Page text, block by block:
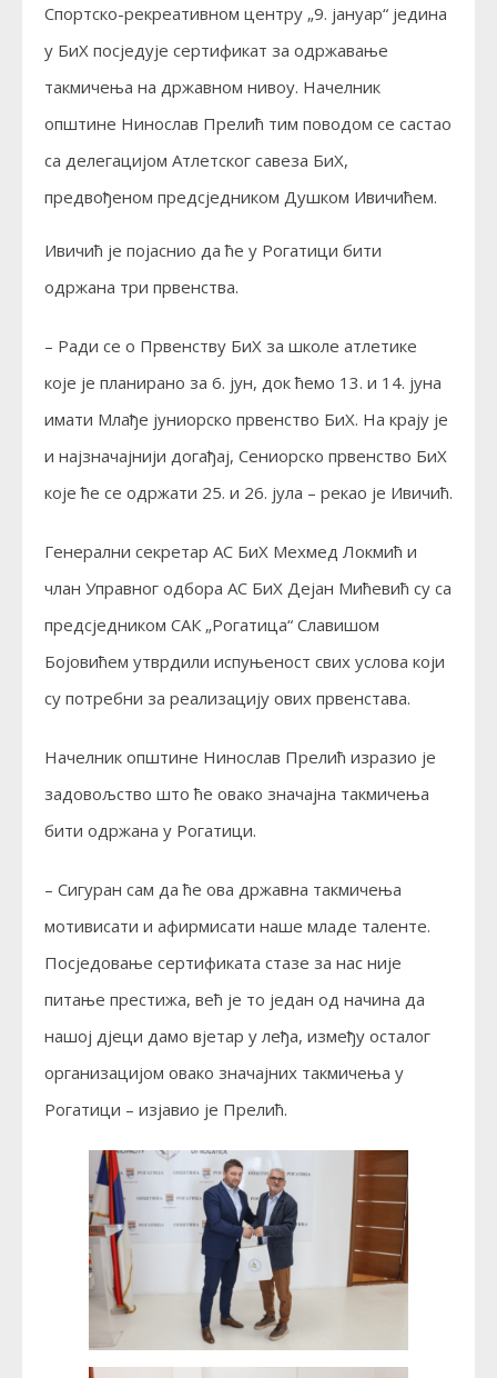
Спортско-рекреативном центру „9. јануар“ једина
у БиХ посједује сертификат за одржавање
такмичења на државном нивоу. Начелник
општине Нинослав Прелић тим поводом се састао
са делегацијом Атлетског савеза БиХ,
предвођеном предсједником Душком Ивичићем.
Ивичић је појаснио да ће у Рогатици бити
одржана три првенства.
– Ради се о Првенству БиХ за школе атлетике
које је планирано за 6. јун, док ћемо 13. и 14. јуна
имати Млађе јуниорско првенство БиХ. На крају је
и најзначајнији догађај, Сениорско првенство БиХ
које ће се одржати 25. и 26. јула – рекао је Ивичић.
Генерални секретар АС БиХ Мехмед Локмић и
члан Управног одбора АС БиХ Дејан Мићевић су са
предсједником САК „Рогатица“ Славишом
Бојовићем утврдили испуњеност свих услова који
су потребни за реализацију ових првенстава.
Начелник општине Нинослав Прелић изразио је
задовољство што ће овако значајна такмичења
бити одржана у Рогатици.
– Сигуран сам да ће ова државна такмичења
мотивисати и афирмисати наше младе таленте.
Посједовање сертификата стазе за нас није
питање престижа, већ је то један од начина да
нашој дјеци дамо вјетар у леђа, између осталог
организацијом овако значајних такмичења у
Рогатици – изјавио је Прелић.